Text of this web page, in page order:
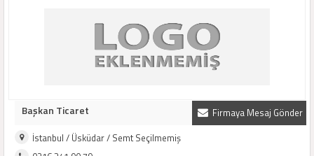
Firmaya Mesaj Gönder
Başkan Ticaret
İstanbul / Üsküdar / Semt Seçilmemiş